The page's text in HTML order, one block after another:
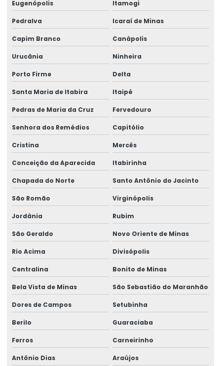
Eugenópolis Itamogi
Pedralva Icaraí de Minas
Capim Branco Canápolis
Urucânia Ninheira
Porto Firme Delta
Santa Maria de Itabira Itaipé
Pedras de Maria da Cruz Fervedouro
Senhora dos Remédios Capitólio
Cristina Mercês
Conceição da Aparecida Itabirinha
Chapada do Norte Santo Antônio do Jacinto
São Romão Virginópolis
Jordânia Rubim
São Geraldo Novo Oriente de Minas
Rio Acima Divisópolis
Centralina Bonito de Minas
Bela Vista de Minas São Sebastião do Maranhão
Dores de Campos Setubinha
Berilo Guaraciaba
Ferros Carneirinho
Antônio Dias Araújos